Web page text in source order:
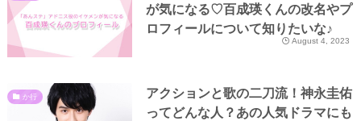
が気になる♡百成瑛くんの改名やプ
ロフィールについて知りたいな♪
August 4, 2023
か行
アクションと歌の二刀流！神永圭佑
ってどんな人？あの人気ドラマにも